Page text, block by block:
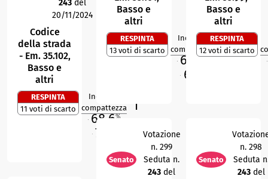
243 del
20/11/2024
Codice
della strada
- Em. 35.102,
Basso e
altri
RESPINTA
11 voti di scarto
Indice di
compattezza
68,6%
71,8
1
Basso e
altri
RESPINTA
13 voti di scarto
Indice di
compattezza
68,6%
68,2
3
Senato
Votazione
n. 299
Seduta n.
243 del
Basso e
altri
RESPINTA
12 voti di scarto
Senato
n. 298
Seduta
243del